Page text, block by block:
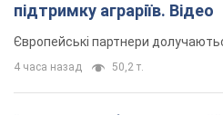
підтримку аграріїв. Відео
Європейські партнери
4 часа назад 50,2 т.